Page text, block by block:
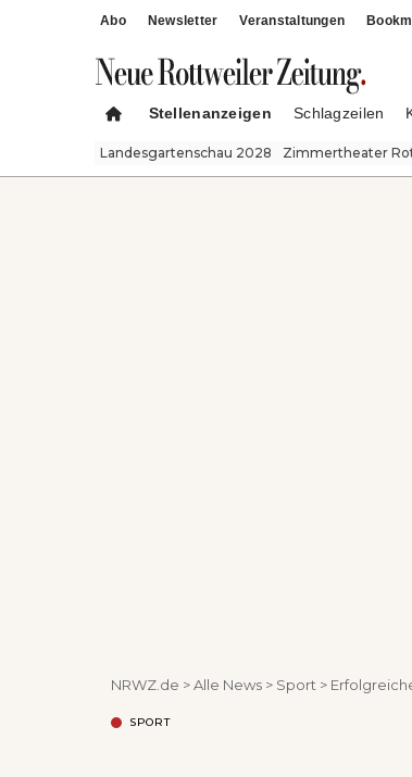
Abo Newsletter Veranstaltungen
Stellenanzeigen Schlagzeilen
Landesgartenschau 2028 Zimmertheater
NRWZ.de >Alle News > Sport >
SPORT